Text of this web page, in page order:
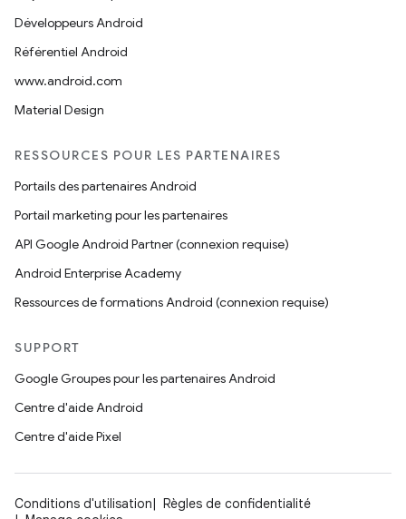
Développeurs Android
Référentiel Android
www.android.com
Material Design
RESSOURCES POUR LES PARTENAIRES
Portails des partenaires Android
Portail marketing pour les partenaires
API Google Android Partner (connexion requise)
Android Enterprise Academy
Ressources de formations Android (connexion requise)
SUPPORT
Google Groupes pour les partenaires Android
Centre d'aide Android
Centre d'aide Pixel
Conditions d'utilisation
Règles de confidentialité